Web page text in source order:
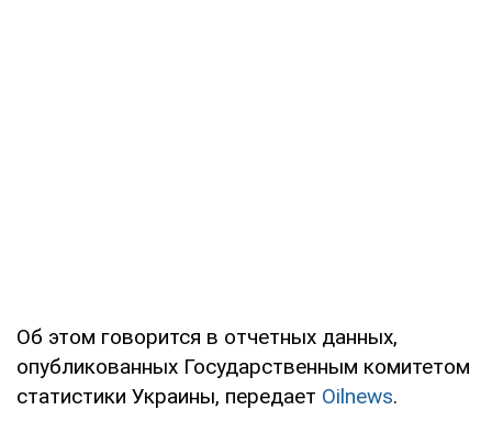
Об этом говорится в отчетных данных,
опубликованных Государственным комитетом
статистики Украины, передает Oilnews.